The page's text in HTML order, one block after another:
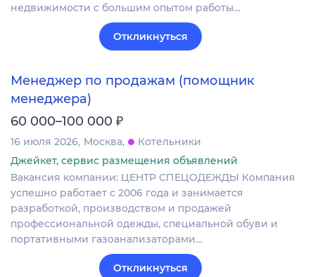
недвижимости с большим опытом работы…
Откликнуться
Менеджер по продажам (помощник
менеджера)
60 000–100 000 ₽
16 июля 2026 Москва
Котельники
Джейкет, сервис размещения объявлений
Вакансия компании: ЦЕНТР СПЕЦОДЕЖДЫ Компания
успешно работает с 2006 года и занимается
разработкой, производством и продажей
профессиональной одежды, специальной обуви и
портативными газоанализаторами…
Откликнуться